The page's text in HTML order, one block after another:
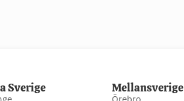
Sverige Mellansverige